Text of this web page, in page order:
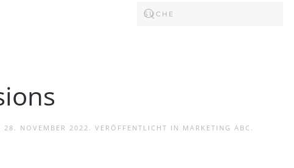
28. NOVEMBER 2022 . VERÖFFENTLICHT IN MARKETING ABC .